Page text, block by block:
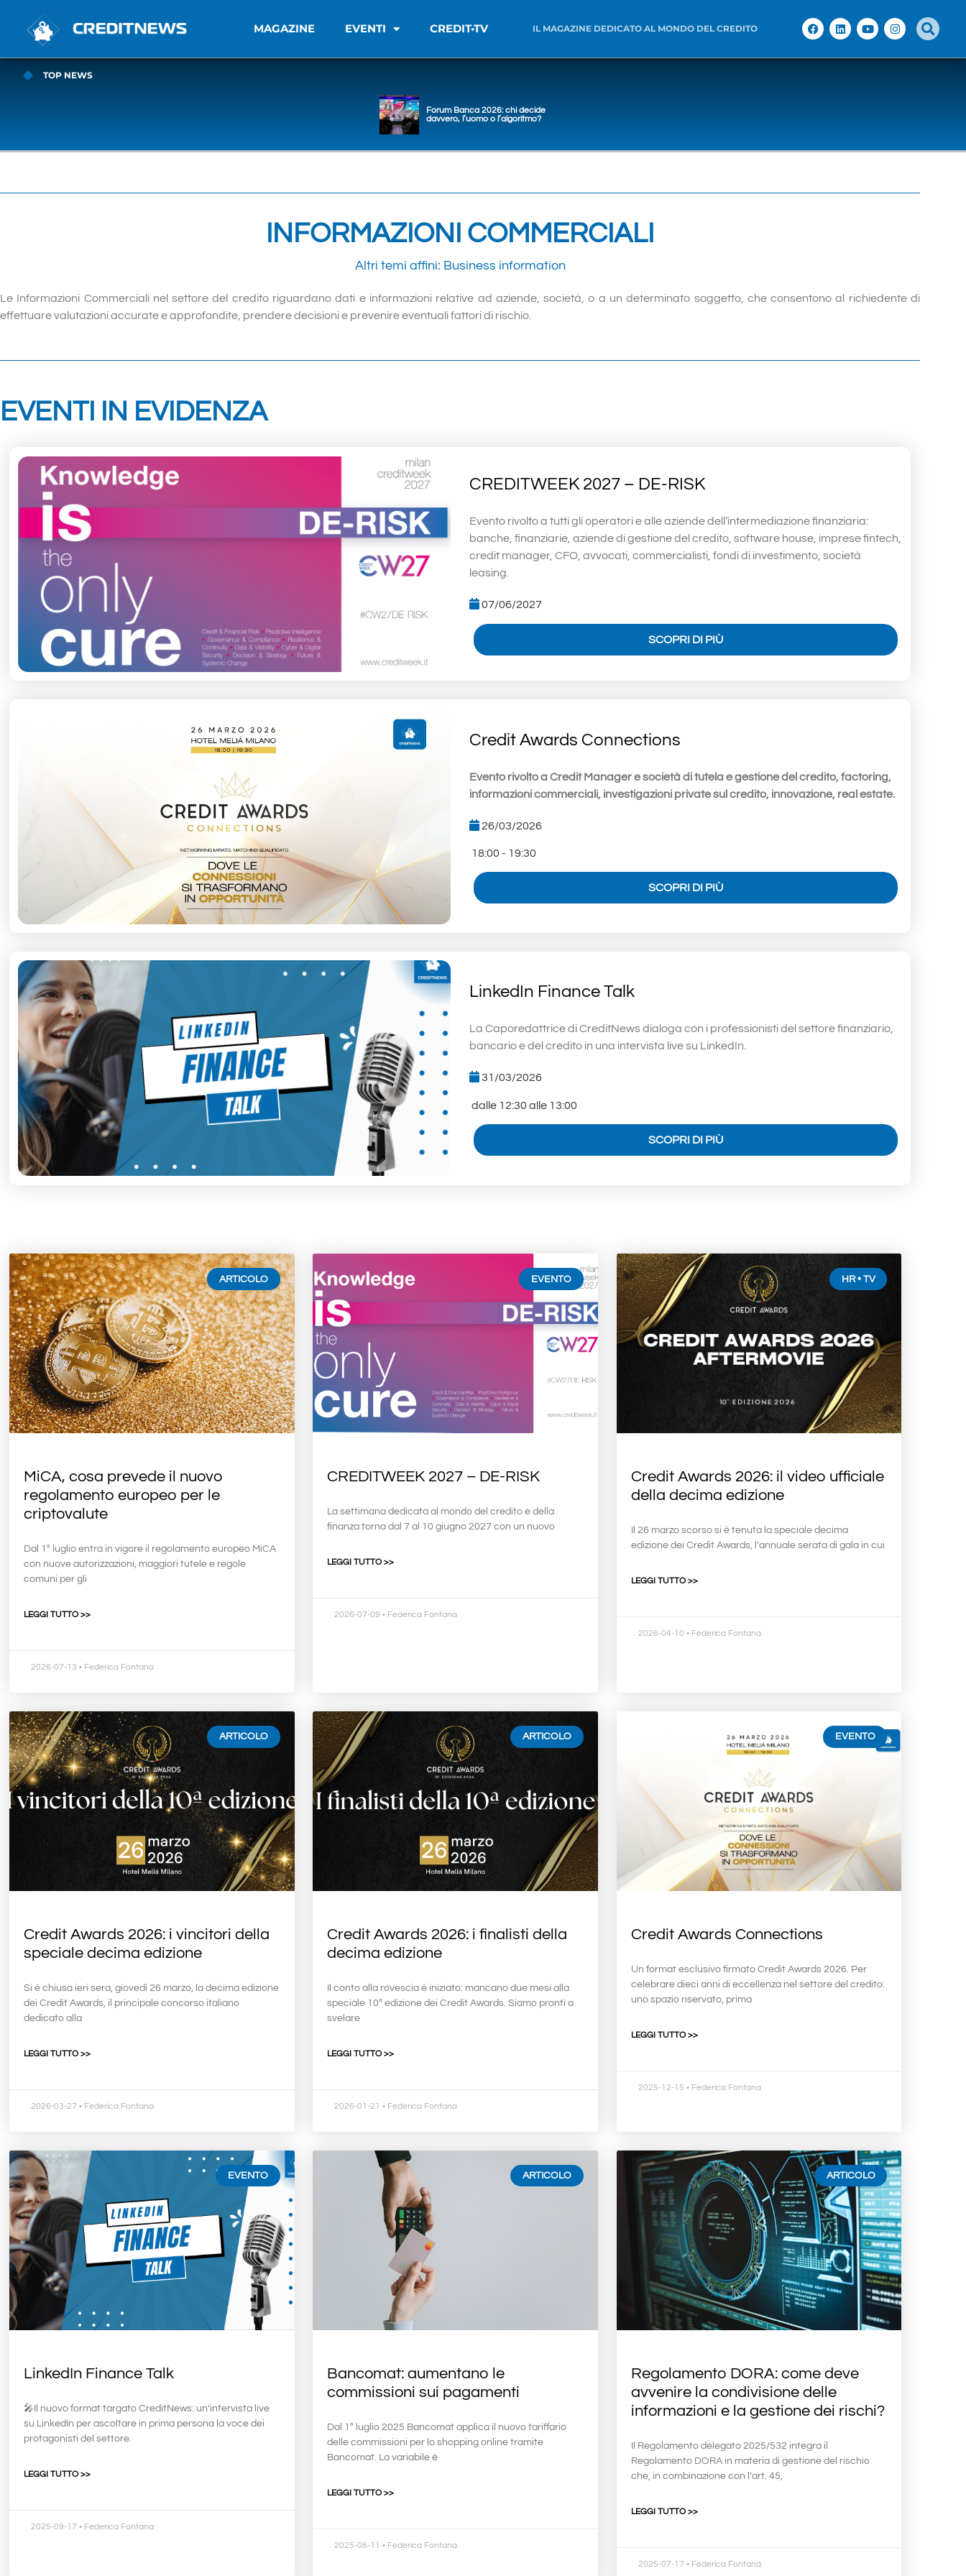
MAGAZINE EVENTI CREDIT•TV IL MAGAZINE DEDICATO AL MONDO DEL CREDITO
TOP NEWS
Forum Banca 2026: chi decide
davvero, l’uomo o l’algoritmo?
INFORMAZIONI COMMERCIALI
Altri temi affini: Business information
Le Informazioni Commerciali nel settore del credito riguardano dati e informazioni relative ad aziende, società, o a un determinato soggetto, che consentono al richiedente di
effettuare valutazioni accurate e approfondite, prendere decisioni e prevenire eventuali fattori di rischio.
EVENTI IN EVIDENZA
CREDITWEEK 2027 – DE-RISK
Evento rivolto a tutti gli operatori e alle aziende dell’intermediazione finanziaria:
banche, finanziarie, aziende di gestione del credito, software house, imprese fintech,
credit manager, CFO, avvocati, commercialisti, fondi di investimento, società
leasing.
07/06/2027
SCOPRI DI PIÙ
Credit Awards Connections
Evento rivolto a Credit Manager e società di tutela e gestione del credito, factoring,
informazioni commerciali, investigazioni private sul credito, innovazione, real estate.
26/03/2026
18:00 - 19:30
SCOPRI DI PIÙ
LinkedIn Finance Talk
La Caporedattrice di CreditNews dialoga con i professionisti del settore finanziario,
bancario e del credito in una intervista live su LinkedIn.
31/03/2026
dalle 12:30 alle 13:00
SCOPRI DI PIÙ
MiCA, cosa prevede il nuovo
regolamento europeo per le
criptovalute
Dal 1° luglio entra in vigore il regolamento europeo MiCA
con nuove autorizzazioni, maggiori tutele e regole
comuni per gli
LEGGI TUTTO >>
ARTICOLO
2026-07-13 • Federica Fontana
CREDITWEEK 2027 – DE-RISK
La settimana dedicata al mondo del credito e della
finanza torna dal 7 al 10 giugno 2027 con un nuovo
LEGGI TUTTO >>
EVENTO
2026-07-09 • Federica Fontana
Credit Awards 2026: il video ufficiale
della decima edizione
Il 26 marzo scorso si è tenuta la speciale decima
edizione dei Credit Awards, l’annuale serata di gala in cui
LEGGI TUTTO >>
HR • TV
2026-04-10 • Federica Fontana
Credit Awards 2026: i vincitori della
speciale decima edizione
Si è chiusa ieri sera, giovedì 26 marzo, la decima edizione
dei Credit Awards, il principale concorso italiano
dedicato alla
LEGGI TUTTO >>
ARTICOLO
2026-03-27 • Federica Fontana
Credit Awards 2026: i finalisti della
decima edizione
Il conto alla rovescia è iniziato: mancano due mesi alla
speciale 10ª edizione dei Credit Awards. Siamo pronti a
svelare
LEGGI TUTTO >>
ARTICOLO
2026-01-21 • Federica Fontana
Credit Awards Connections
Un format esclusivo firmato Credit Awards 2026. Per
celebrare dieci anni di eccellenza nel settore del credito:
uno spazio riservato, prima
LEGGI TUTTO >>
EVENTO
2025-12-15 • Federica Fontana
LinkedIn Finance Talk
🎤Il nuovo format targato CreditNews: un’intervista live
su LinkedIn per ascoltare in prima persona la voce dei
protagonisti del settore.
LEGGI TUTTO >>
EVENTO
2025-09-17 • Federica Fontana
Bancomat: aumentano le
commissioni sui pagamenti
Dal 1° luglio 2025 Bancomat applica il nuovo tariffario
delle commissioni per lo shopping online tramite
Bancomat. La variabile è
LEGGI TUTTO >>
ARTICOLO
2025-08-11 • Federica Fontana
Regolamento DORA: come deve
avvenire la condivisione delle
informazioni e la gestione dei rischi?
Il Regolamento delegato 2025/532 integra il
Regolamento DORA in materia di gestione del rischio
che, in combinazione con l’art. 45,
LEGGI TUTTO >>
ARTICOLO
2025-07-17 • Federica Fontana